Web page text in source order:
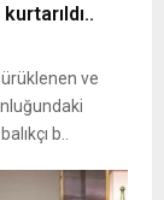
ve
b..